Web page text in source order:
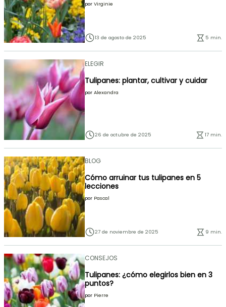
por Virginie
13 de agosto de 2025 5 min.
ELEGIR
Tulipanes: plantar, cultivar y cuidar
por Alexandra
26 de octubre de 2025 17 min.
BLOG
Cómo arruinar tus tulipanes en 5
lecciones
por Pascal
27 de noviembre de 2025 9 min.
CONSEJOS
Tulipanes: ¿cómo elegirlos bien en 3
puntos?
por Pierre